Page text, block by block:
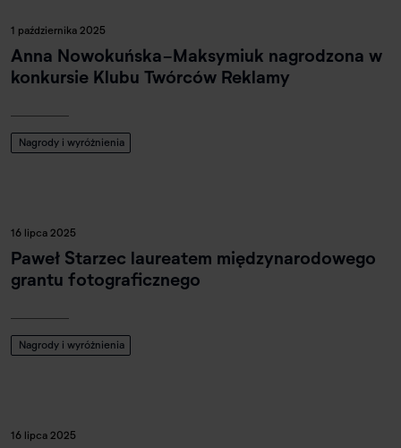
1 października 2025
Anna Nowokuńska-Maksymiuk nagrodzona w
konkursie Klubu Twórców Reklamy
Nagrody i wyróżnienia
16 lipca 2025
Paweł Starzec laureatem międzynarodowego
grantu fotograficznego
Nagrody i wyróżnienia
16 lipca 2025